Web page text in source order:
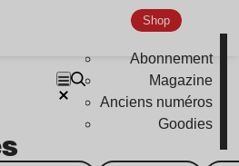
Shop
Abonnement
Magazine
Anciens numéros
Goodies